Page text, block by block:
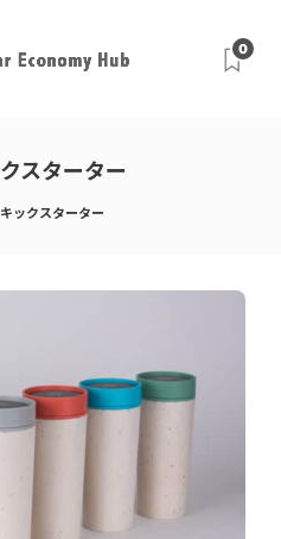
0
スターター
キックスターター